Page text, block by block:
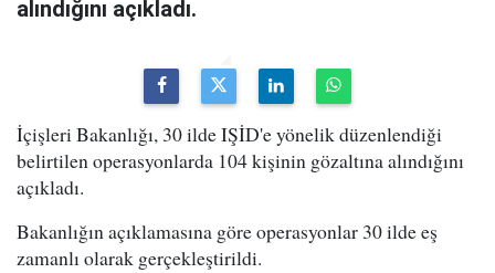
alındığını açıkladı.
İçişleri Bakanlığı, 30 ilde IŞİD'e yönelik düzenlendiği
belirtilen operasyonlarda 104 kişinin gözaltına alındığını
açıkladı.
Bakanlığın açıklamasına göre operasyonlar 30 ilde eş
zamanlı olarak gerçekleştirildi.